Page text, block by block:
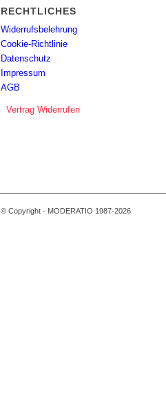
RECHTLICHES
Widerrufsbelehrung
Cookie-Richtlinie
Datenschutz
Impressum
AGB
Vertrag Widerrufen
© Copyright - MODERATIO 1987-2026